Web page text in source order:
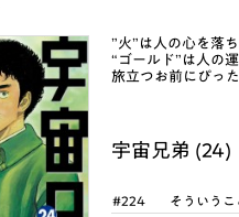
”火”は人の心を落
“ゴールド”は人の
旅立つお前にぴっ
宇宙兄弟 (24)
#224
そういう